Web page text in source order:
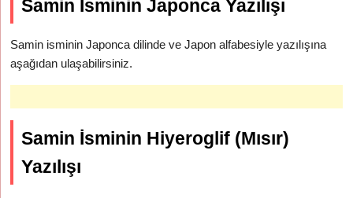
Samin İsminin Japonca Yazılışı
Samin isminin Japonca dilinde ve Japon alfabesiyle yazılışına
aşağıdan ulaşabilirsiniz.
Samin İsminin Hiyeroglif (Mısır)
Yazılışı